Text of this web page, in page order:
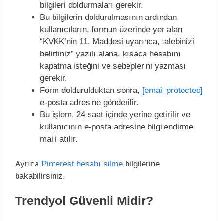
bilgileri doldurmaları gerekir.
Bu bilgilerin doldurulmasının ardından
kullanıcıların, formun üzerinde yer alan
“KVKK’nin 11. Maddesi uyarınca, talebinizi
belirtiniz” yazılı alana, kısaca hesabını
kapatma isteğini ve sebeplerini yazması
gerekir.
Form doldurulduktan sonra, [email protected]
e-posta adresine gönderilir.
Bu işlem, 24 saat içinde yerine getirilir ve
kullanıcının e-posta adresine bilgilendirme
maili atılır.
Ayrıca Pinterest hesabı silme bilgilerine
bakabilirsiniz.
Trendyol Güvenli Midir?